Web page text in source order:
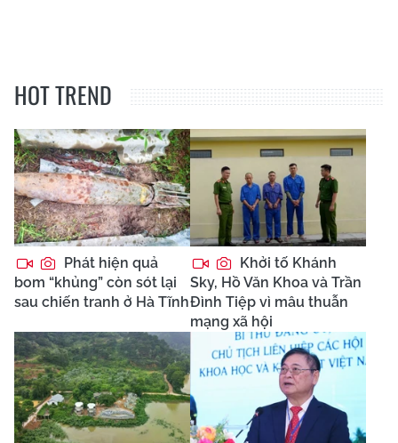
HOT TREND
Phát hiện quả
bom “khủng” còn sót lại
sau chiến tranh ở Hà Tĩnh
Khởi tố Khánh
Sky, Hồ Văn Khoa và Trần
Đình Tiệp vì mâu thuẫn
mạng xã hội